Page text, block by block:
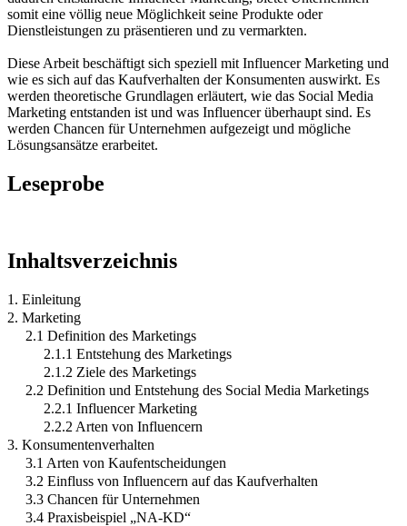
somit eine völlig neue Möglichkeit seine Produkte oder
Dienstleistungen zu präsentieren und zu vermarkten.
Diese Arbeit beschäftigt sich speziell mit Influencer Marketing und
wie es sich auf das Kaufverhalten der Konsumenten auswirkt. Es
werden theoretische Grundlagen erläutert, wie das Social Media
Marketing entstanden ist und was Influencer überhaupt sind. Es
werden Chancen für Unternehmen aufgezeigt und mögliche
Lösungsansätze erarbeitet.
Leseprobe
Inhaltsverzeichnis
1. Einleitung
2. Marketing
2.1 Definition des Marketings
2.1.1 Entstehung des Marketings
2.1.2 Ziele des Marketings
2.2 Definition und Entstehung des Social Media Marketings
2.2.1 Influencer Marketing
2.2.2 Arten von Influencern
3. Konsumentenverhalten
3.1 Arten von Kaufentscheidungen
3.2 Einfluss von Influencern auf das Kaufverhalten
3.3 Chancen für Unternehmen
3.4 Praxisbeispiel „NA-KD“